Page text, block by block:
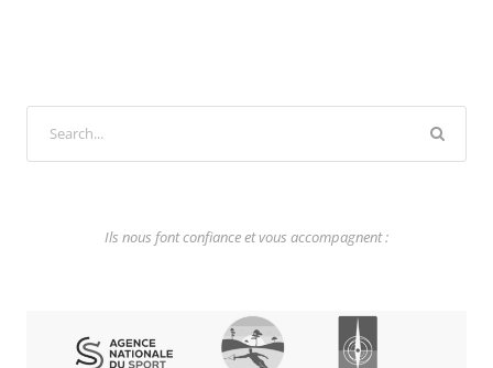
Ils nous font confiance et vous accompagnent :